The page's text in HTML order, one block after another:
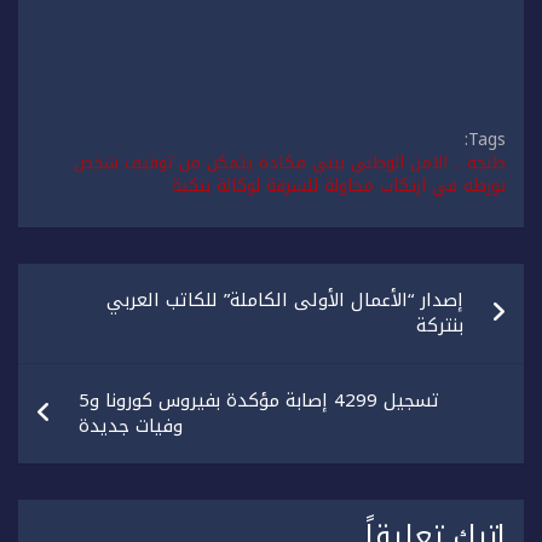
Tags:
طنجة .. الامن الوطني ببني مكادة يتمكن من توقيف شخص
تورطه في ارتكاب محاولة للسرقة لوكالة بنكية
تصفّح
المقالاتإصدار “الأعمال الأولى الكاملة” للكاتب العربي
بنتركة
تسجيل 4299 إصابة مؤكدة بفيروس كورونا و5
وفيات جديدة